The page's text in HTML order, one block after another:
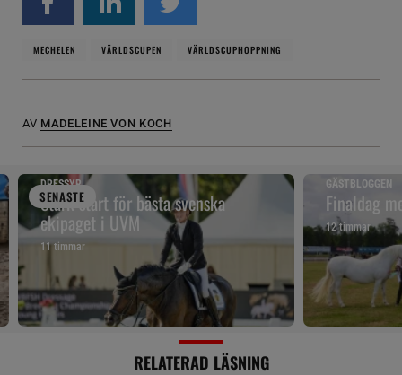
MECHELEN VÄRLDSCUPEN VÄRLDSCUPHOPPNING
AV MADELEINE VON KOCH
SENASTE
DRESSYR
Stark start för bästa svenska
ekipaget i UVM
11 timmar
GÄSTBLOGGEN
Finaldag
12 timmar
RELATERAD LÄSNING